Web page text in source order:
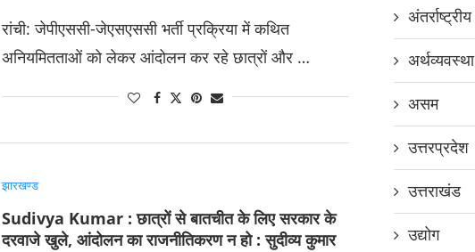
रांची: जेपीएससी-जेएसएससी भर्ती प्रक्रिया में कथित
अनियमितताओं को लेकर आंदोलन कर रहे छात्रों और …
झारखण्ड
Sudivya Kumar : छात्रों से बातचीत के लिए सरकार के
दरवाजे खुले, आंदोलन का राजनीतिकरण न हो : सुदीव्य कुमार
अंतर्राष्ट्रीय
अर्थव्यवस्था
असम
उत्तरप्रदेश
उत्तराखंड
उद्योग